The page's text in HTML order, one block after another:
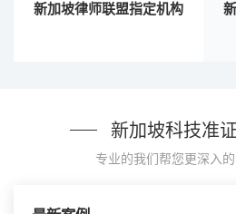
新加坡律师联盟指定机构
新加坡科技准
专业的我们帮您更深入